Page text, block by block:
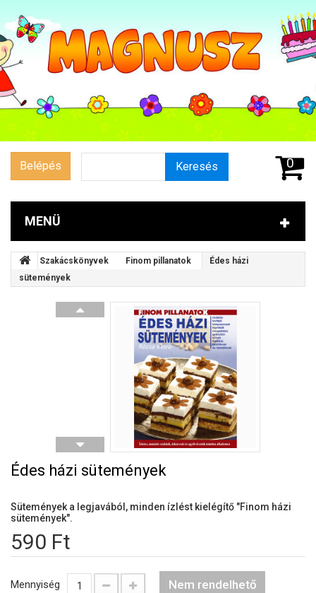
Belépés Keresés 0
MENÜ
Szakácskönyvek Finom pillanatok
Édes házi
sütemények
Édes házi sütemények
Sütemények a legjavából, minden ízlést kielégítő "Finom házi
sütemények".
590 Ft
Mennyiség Nem rendelhető